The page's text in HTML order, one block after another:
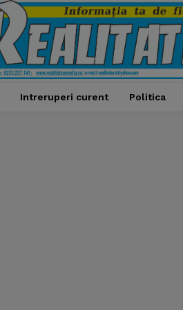
Intreruperi curent Politica